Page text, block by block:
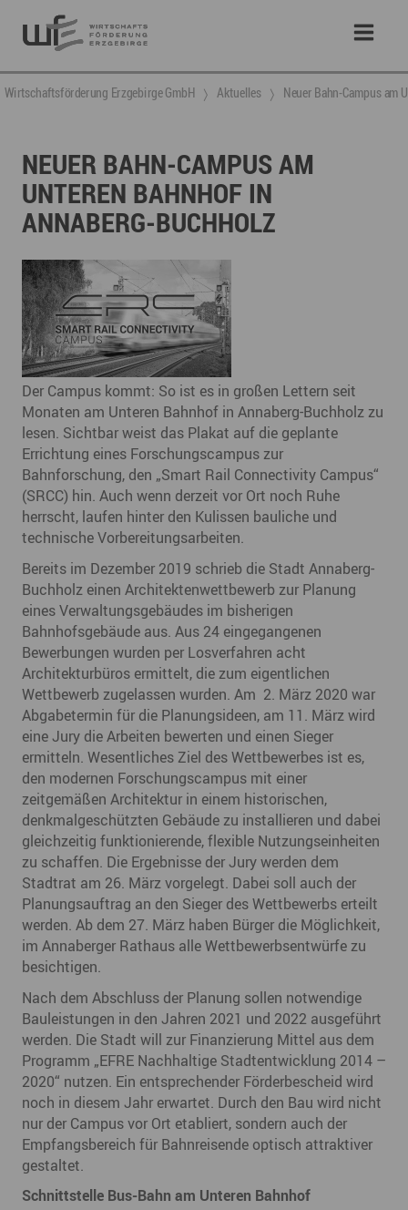
Wirtschaftsförderung Erzgebirge GmbH Aktuelles Neuer Bahn-Campus am
NEUER BAHN-CAMPUS AM
UNTEREN BAHNHOF IN
ANNABERG-BUCHHOLZ
Der Campus kommt: So ist es in großen Lettern seit
Monaten am Unteren Bahnhof in Annaberg-Buchholz zu
lesen. Sichtbar weist das Plakat auf die geplante
Errichtung eines Forschungscampus zur
Bahnforschung, den „Smart Rail Connectivity Campus“
(SRCC) hin. Auch wenn derzeit vor Ort noch Ruhe
herrscht, laufen hinter den Kulissen bauliche und
technische Vorbereitungsarbeiten.
Bereits im Dezember 2019 schrieb die Stadt Annaberg-
Buchholz einen Architektenwettbewerb zur Planung
eines Verwaltungsgebäudes im bisherigen
Bahnhofsgebäude aus. Aus 24 eingegangenen
Bewerbungen wurden per Losverfahren acht
Architekturbüros ermittelt, die zum eigentlichen
Wettbewerb zugelassen wurden. Am 2. März 2020 war
Abgabetermin für die Planungsideen, am 11. März wird
eine Jury die Arbeiten bewerten und einen Sieger
ermitteln. Wesentliches Ziel des Wettbewerbes ist es,
den modernen Forschungscampus mit einer
zeitgemäßen Architektur in einem historischen,
denkmalgeschützten Gebäude zu installieren und dabei
gleichzeitig funktionierende, flexible Nutzungseinheiten
zu schaffen. Die Ergebnisse der Jury werden dem
Stadtrat am 26. März vorgelegt. Dabei soll auch der
Planungsauftrag an den Sieger des Wettbewerbs erteilt
werden. Ab dem 27. März haben Bürger die Möglichkeit,
im Annaberger Rathaus alle Wettbewerbsentwürfe zu
besichtigen.
Nach dem Abschluss der Planung sollen notwendige
Bauleistungen in den Jahren 2021 und 2022 ausgeführt
werden. Die Stadt will zur Finanzierung Mittel aus dem
Programm „EFRE Nachhaltige Stadtentwicklung 2014 –
2020“ nutzen. Ein entsprechender Förderbescheid wird
noch in diesem Jahr erwartet. Durch den Bau wird nicht
nur der Campus vor Ort etabliert, sondern auch der
Empfangsbereich für Bahnreisende optisch attraktiver
gestaltet.
Schnittstelle Bus-Bahn am Unteren Bahnhof